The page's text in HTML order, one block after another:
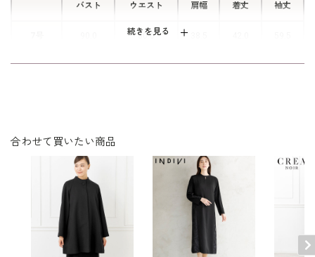
続きを見る
バスト ウエスト 肩幅 着丈 袖丈
80.0
9号 93.0 83.0 39.0 42.5 60.0
表地：ポリエステル100％（ストレッチ平二重）×トリ
アセテート86％ ポリエステル14％（サテン）
裏地：ポリエステル100％
洗濯方法：ご自宅でお洗濯可
袖口スリット入り（折り返し可）
合わせて買いたい商品